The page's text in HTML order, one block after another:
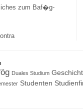
zum Baf�g-
Duales Studium
Studenten